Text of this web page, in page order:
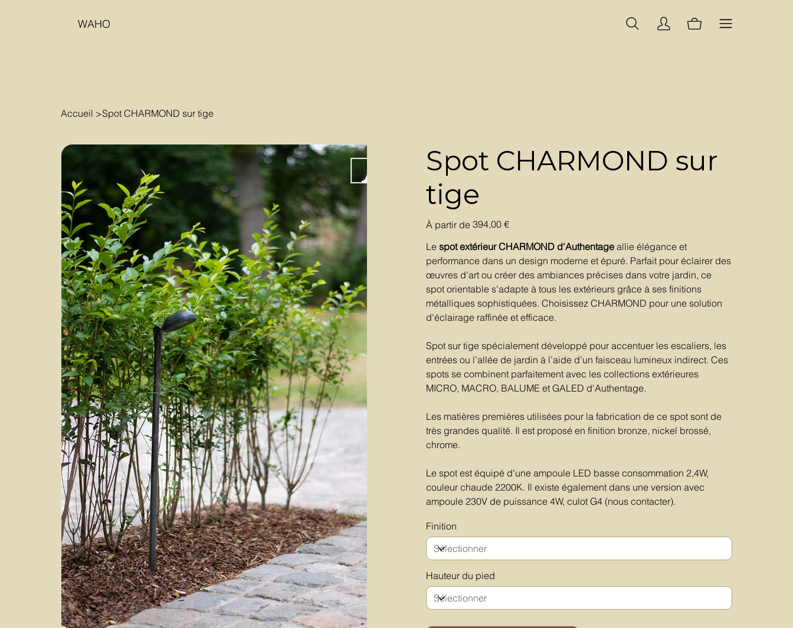
WAHO
Accueil >Spot CHARMOND sur tige
Spot CHARMOND sur
tige
À partir de Prix
394,00 €
Le spot extérieur CHARMOND d'Authentage allie élégance et
performance dans un design moderne et épuré. Parfait pour éclairer des
œuvres d'art ou créer des ambiances précises dans votre jardin, ce
spot orientable s'adapte à tous les extérieurs grâce à ses finitions
métalliques sophistiquées. Choisissez CHARMOND pour une solution
d'éclairage raffinée et efficace.
Spot sur tige spécialement développé pour accentuer les escaliers, les
entrées ou l’allée de jardin à l’aide d’un faisceau lumineux indirect. Ces
spots se combinent parfaitement avec les collections extérieures
MICRO, MACRO, BALUME et GALED d'Authentage.
Les matières premières utilisées pour la fabrication de ce spot sont de
très grandes qualité. Il est proposé en finition bronze, nickel brossé,
chrome.
Le spot est équipé d'une ampoule LED basse consommation 2,4W,
couleur chaude 2200K. Il existe également dans une version avec
ampoule 230V de puissance 4W, culot G4 (nous contacter).
Finition
Hauteur du pied